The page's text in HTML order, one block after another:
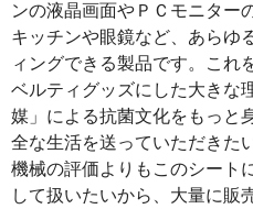
ンの液晶画面やＰＣモニター
キッチンや眼鏡など、あらゆ
ィングできる製品です。これ
ベルティグッズにした大きな
媒」による抗菌文化をもっと
全な生活を送っていただきた
機械の評価よりもこのシート
して扱いたいから、大量に販